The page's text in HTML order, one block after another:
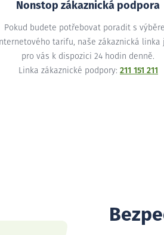
Nonstop zákaznická podpora
Pokud budete potřebovat poradit s
tarifu, naše zákaznická linka
pro vás k dispozici 24 hodin denně.
Linka zákaznické podpory: 211 151 211